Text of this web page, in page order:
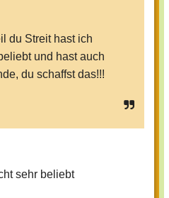
du Streit hast ich
und hast auch
du schaffst das!!!
sehr beliebt